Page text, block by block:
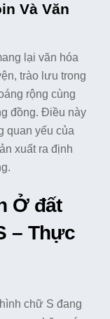
Và Văn
lại văn hóa
trào lưu trong
rộng cùng
đồng. Điều này
quan yếu của
xuất ra định
Ở đất
– Thực
chữ S đang